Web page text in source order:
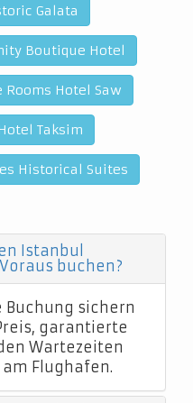
Galata
Boutique Hotel
Rooms Hotel Saw
Taksim
Historical Suites
Istanbul
buchen?
sichern
garantierte
Wartezeiten
Flughafen.